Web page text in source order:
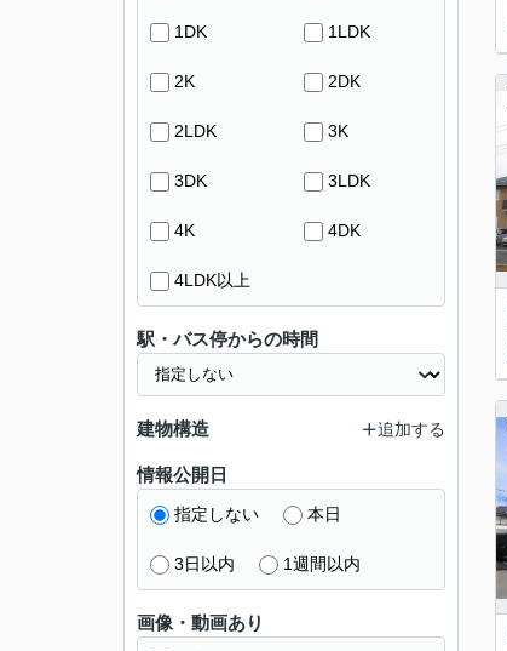
1DK 1LDK
2K 2DK
2LDK 3K
3DK 3LDK
4K 4DK
4LDK以上
駅・バス停からの時間
建物構造 追加する
情報公開日
指定しない 本日
3日以内 1週間以内
画像・動画あり